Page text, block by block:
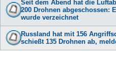
Seit dem Abend hat die
200 Drohnen abgeschossen:
wurde verzeichnet
Russland hat mit 156
schießt 135 Drohnen ab,